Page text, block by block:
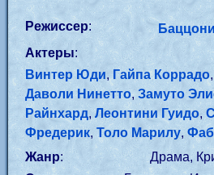
Режиссер:
Актеры:
Винтер Юди, Гайпа Коррадо
Даволи Нинетто,Замуто
Райнхард,Леонтини Гуидо,
Фредерик, Толо Марилу,
Жанр:
Драма,